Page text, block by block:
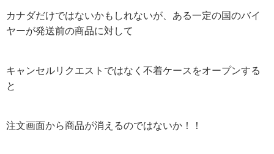
カナダだけではないかもしれないが、ある一定の国のバイ
ヤーが発送前の商品に対して
キャンセルリクエストではなく不着ケースをオープンする
と
注文画面から商品が消えるのではないか！！